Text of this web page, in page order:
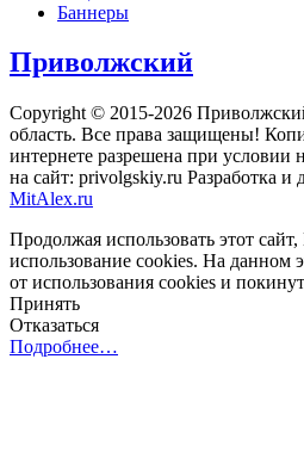
Баннеры
Приволжский
Copyright © 2015-2026
область. Все права защищены!
интернете разрешена при условии
на сайт: privolgskiy.ru Разработка и
MitAlex.ru
Продолжая использовать этот
использование cookies. На данном
от использования cookies и
Принять
Отказаться
Подробнее…